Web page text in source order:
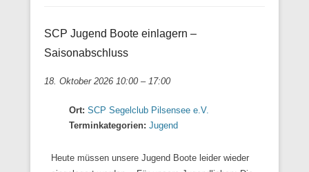
SCP Jugend Boote einlagern –
Saisonabschluss
18. Oktober 2026 10:00 – 17:00
Ort: SCP Segelclub Pilsensee e.V.
Terminkategorien: Jugend
Heute müssen unsere Jugend Boote leider wieder